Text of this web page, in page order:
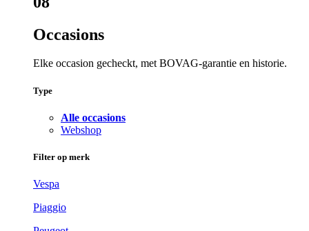
Occasions
Elke occasion gecheckt, met BOVAG-garantie en historie.
Type
Alle occasions
Webshop
Filter op merk
Vespa
Piaggio